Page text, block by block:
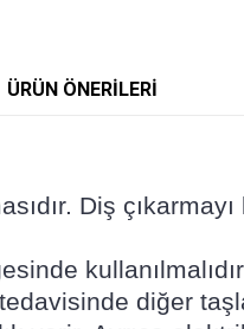
ÜRÜN ÖNERILERI
Diş çıkarmayı
diğer